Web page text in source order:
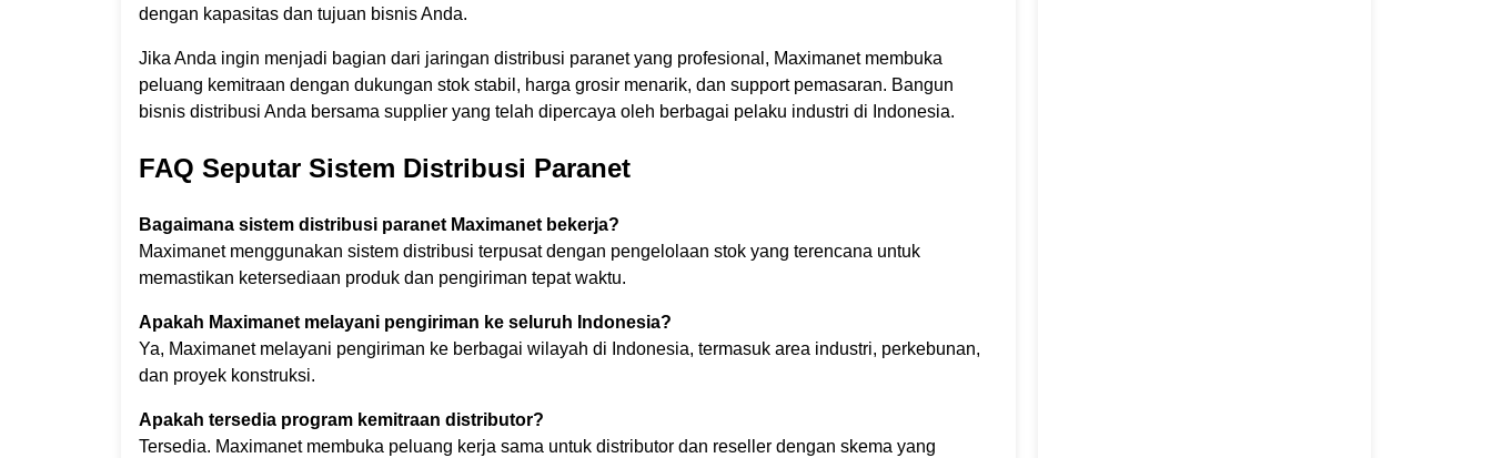
dengan kapasitas dan tujuan bisnis Anda.
Jika Anda ingin menjadi bagian dari jaringan distribusi paranet yang profesional, Maximanet membuka
peluang kemitraan dengan dukungan stok stabil, harga grosir menarik, dan support pemasaran. Bangun
bisnis distribusi Anda bersama supplier yang telah dipercaya oleh berbagai pelaku industri di Indonesia.
FAQ Seputar Sistem Distribusi Paranet
Bagaimana sistem distribusi paranet Maximanet bekerja?
Maximanet menggunakan sistem distribusi terpusat dengan pengelolaan stok yang terencana untuk
memastikan ketersediaan produk dan pengiriman tepat waktu.
Apakah Maximanet melayani pengiriman ke seluruh Indonesia?
Ya, Maximanet melayani pengiriman ke berbagai wilayah di Indonesia, termasuk area industri, perkebunan,
dan proyek konstruksi.
Apakah tersedia program kemitraan distributor?
Tersedia. Maximanet membuka peluang kerja sama untuk distributor dan reseller dengan skema yang